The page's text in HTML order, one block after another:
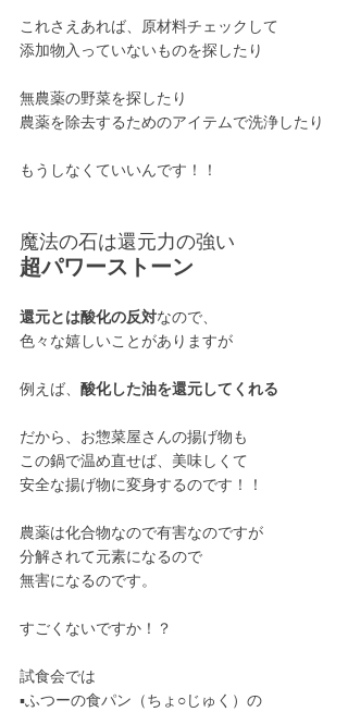
これさえあれば、原材料チェックして
添加物入っていないものを探したり
無農薬の野菜を探したり
農薬を除去するためのアイテムで洗浄したり
もうしなくていいんです！！
魔法の石は還元力の強い
超パワーストーン
還元とは酸化の反対なので、
色々な嬉しいことがありますが
例えば、 酸化した油を還元してくれる
だから、お惣菜屋さんの揚げ物も
この鍋で温め直せば、美味しくて
安全な揚げ物に変身するのです！！
農薬は化合物なので有害なのですが
分解されて元素になるので
無害になるのです。
すごくないですか！？
試食会では
▪️ふつーの食パン（ちょ○じゅく）の